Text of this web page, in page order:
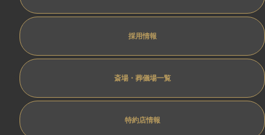
採用情報
斎場・葬儀場一覧
特約店情報